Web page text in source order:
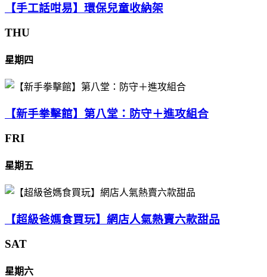
【手工話咁易】環保兒童收納架
THU
星期四
【新手拳擊館】第八堂：防守＋進攻組合
FRI
星期五
【超級爸媽食買玩】網店人氣熱賣六款甜品
SAT
星期六